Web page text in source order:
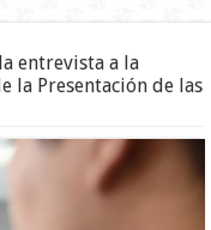
entrevista a la
la Presentación de las